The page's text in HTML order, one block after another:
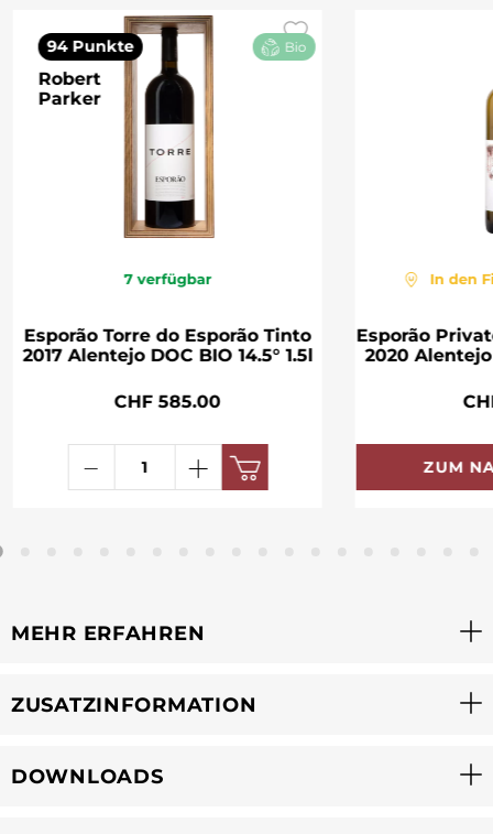
94 Punkte
Robert
Parker
Bio
7 verfügbar
Esporão Torre do Esporão Tinto
2017 Alentejo DOC BIO 14.5° 1.5l
CHF 585.00
In den
Esporão
2020 Alentejo
ZUM
MEHR ERFAHREN
ZUSATZINFORMATION
DOWNLOADS